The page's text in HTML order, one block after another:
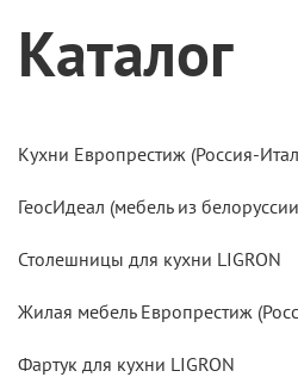
Каталог
Кухни Европрестиж (Россия-
ГеосИдеал (мебель из
Столешницы для кухни LIGRON
Жилая мебель Европрестиж
Фартук для кухни LIGRON